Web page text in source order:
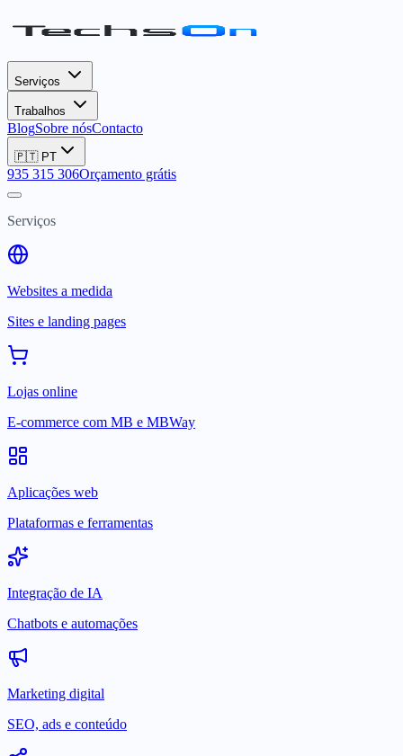
Serviços
Trabalhos
BlogSobre nósContacto
🇵🇹 PT
935 315 306Orçamento grátis
Serviços
Websites a medida
Sites e landing pages
Lojas online
E-commerce com MB e MBWay
Aplicações web
Plataformas e ferramentas
Integração de IA
Chatbots e automações
Marketing digital
SEO, ads e conteúdo